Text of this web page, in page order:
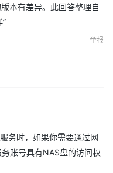
本有差异。此回答整理自
举报
务时，如果你需要通过网
账号具有NAS盘的访问权